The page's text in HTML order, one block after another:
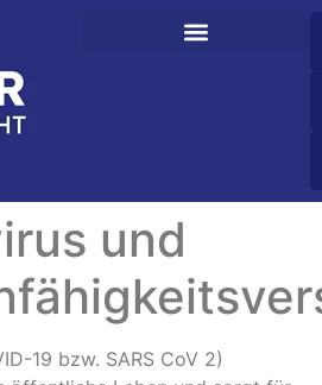
und
19 bzw. SARS CoV 2)